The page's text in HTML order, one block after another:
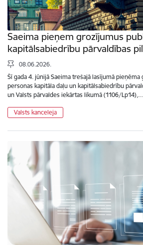
Saeima pieņem grozījumus
kapitālsabiedrību pārvaldības
08.06.2026.
Šī gada 4. jūnijā Saeima trešajā lasījumā
personas kapitāla daļu un kapitālsabiedrību
un Valsts pārvaldes iekārtas likumā (1106/Lp14),…
Valsts kanceleja